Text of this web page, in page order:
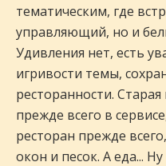
тематическим, где
управляющий, но и
Удивления нет, есть
игривости темы,
ресторанности.
прежде всего в
ресторан прежде
окон и песок. А еда...